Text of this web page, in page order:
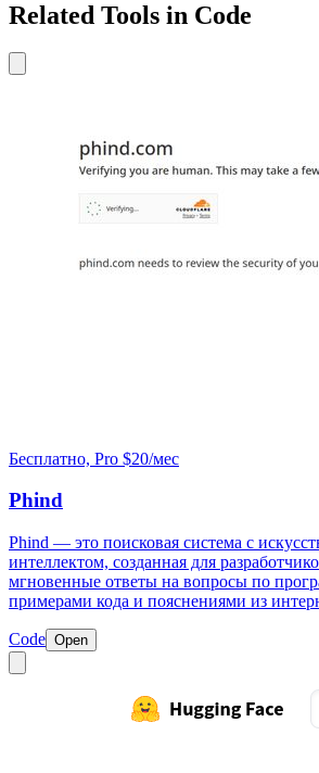
Related Tools in Code
Бесплатно, Pro $20/мес
Phind
Phind — это поисковая система с
интеллектом, созданная для
мгновенные ответы на вопросы по
примерами кода и пояснениями из
Code Open